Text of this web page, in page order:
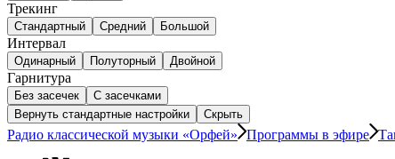
Трекинг
Стандартный Средний Большой
Интервал
Одинарный Полуторный Двойной
Гарнитура
Без засечек
С засечками
Вернуть стандартные настройки
Скрыть
Радио классической музыки «Орфей» Программы в эфире